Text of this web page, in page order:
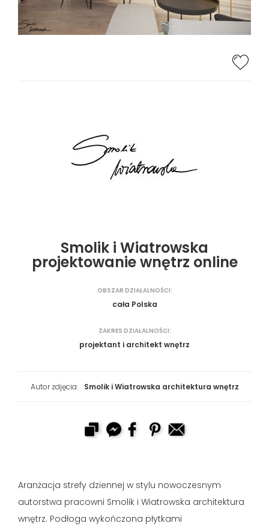
Smolik i Wiatrowska
projektowanie wnętrz online
OBSZAR DZIAŁALNOŚCI:
cała Polska
ZAKRES DZIAŁALNOŚCI:
projektant i architekt wnętrz
Autor zdjęcia: Smolik i Wiatrowska architektura wnętrz
Aranżacja strefy dziennej w stylu nowoczesnym
autorstwa pracowni Smolik i Wiatrowska architektura
wnętrz. Podłoga wykończona płytkami